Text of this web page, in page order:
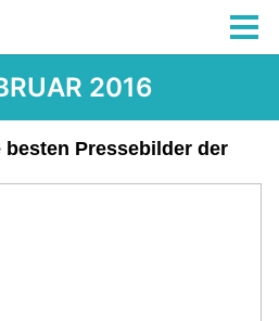
2016
besten Pressebilder der